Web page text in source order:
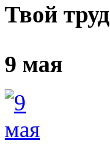
Твой
9 мая